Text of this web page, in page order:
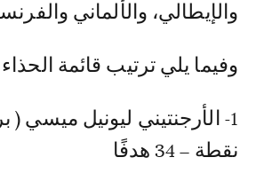
والإيطالي، والألماني
وفيما يلي ترتيب قائمة
نقطة – 34 هدفًا